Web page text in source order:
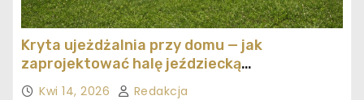
Kryta ujeżdżalnia przy domu — jak
zaprojektować halę jeździecką
ekonomicznie
Kwi 14, 2026 Redakcja